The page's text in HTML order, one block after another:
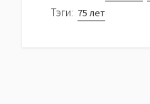
Тэги: 75 лет